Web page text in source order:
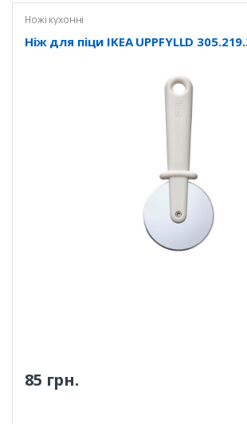
Ножі кухонні
Ніж для піци IKEA UPPFYLLD
85 грн.